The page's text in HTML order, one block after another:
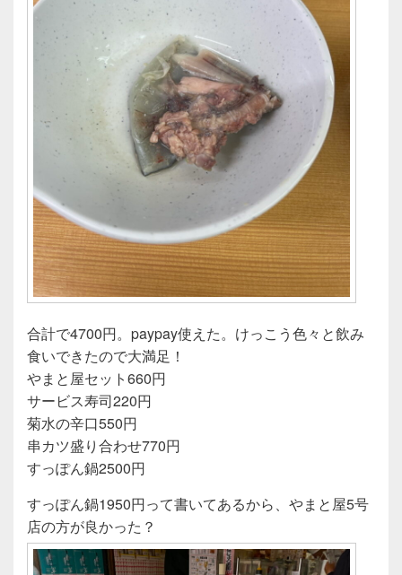
合計で4700円。paypay使えた。けっこう色々と飲み
食いできたので大満足！
やまと屋セット660円
サービス寿司220円
菊水の辛口550円
串カツ盛り合わせ770円
すっぽん鍋2500円
すっぽん鍋1950円って書いてあるから、やまと屋5号
店の方が良かった？